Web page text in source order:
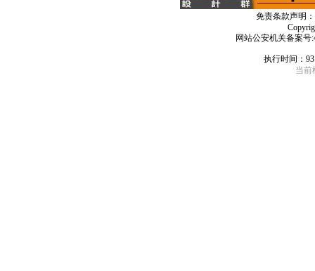
免责条款声明
网站公安机关备案号
执行时间：
当前